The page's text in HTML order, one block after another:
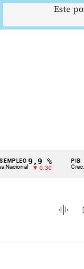
Cintillo
indicadores
económicos
9,9 %
▼ 0.30
PIB
Crec. Anual
graphic_eq
Este